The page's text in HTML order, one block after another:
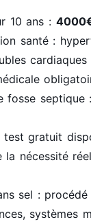
10 ans :
santé :
fosse
test gratuit
nécessité
sel :
systèmes